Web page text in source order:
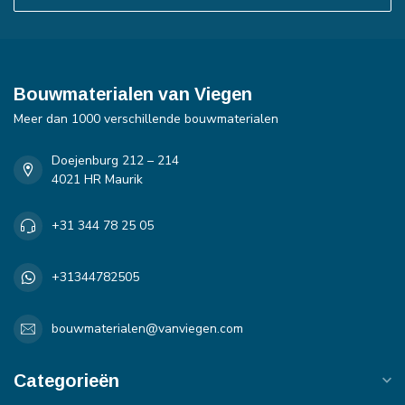
Bouwmaterialen van Viegen
Meer dan 1000 verschillende bouwmaterialen
Doejenburg 212 – 214
4021 HR Maurik
+31 344 78 25 05
+31344782505
bouwmaterialen@vanviegen.com
Categorieën